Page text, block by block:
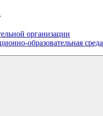
организации
образовательная среда